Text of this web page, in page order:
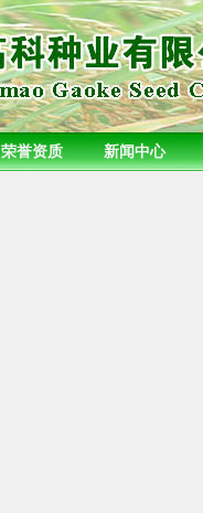
荣誉资质 新闻中心